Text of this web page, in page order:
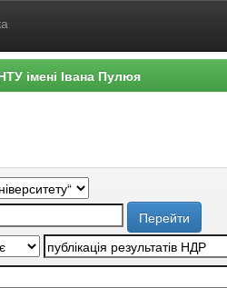
імені Івана Пулюя